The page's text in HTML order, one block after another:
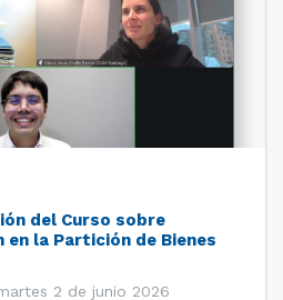
del Curso sobre
la Partición de Bienes
2 de junio 2026